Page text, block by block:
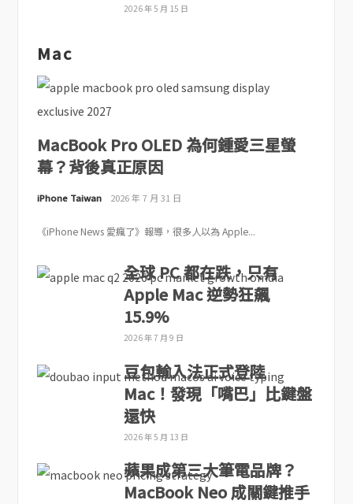
2026 年 5 月 15 日
Mac
MacBook Pro OLED 為何鍾愛三星螢
幕？背後真正原因
iPhone Taiwan 2026 年 7 月 31 日
《iPhone News 愛瘋了》報導，很多人以為 Apple...
全球 PC 都在跌，只有
Apple Mac 逆勢狂飆
15.9%
2026 年 7 月 9 日
豆包輸入法正式登陸
Mac！發現「嘴巴」比鍵盤
還快
2026 年 5 月 13 日
蘋果成第三大筆電品牌？
MacBook Neo 成關鍵推手